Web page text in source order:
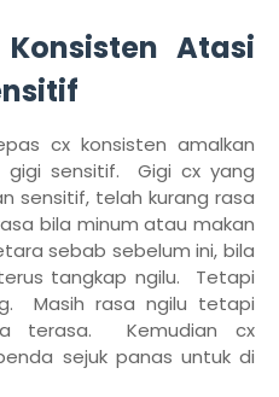
Atasi
cx konsisten amalkan
sensitif. Gigi cx yang
sensitif, telah kurang rasa
bila minum atau makan
sebab sebelum ini, bila
tangkap ngilu. Tetapi
Masih rasa ngilu tetapi
terasa. Kemudian cx
sejuk panas untuk di